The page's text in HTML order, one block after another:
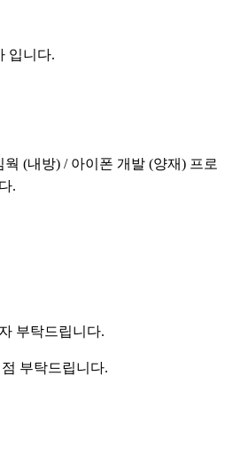
입니다.
(내방) / 아이폰 개발 (양재) 프로
.
부탁드립니다.
부탁드립니다.